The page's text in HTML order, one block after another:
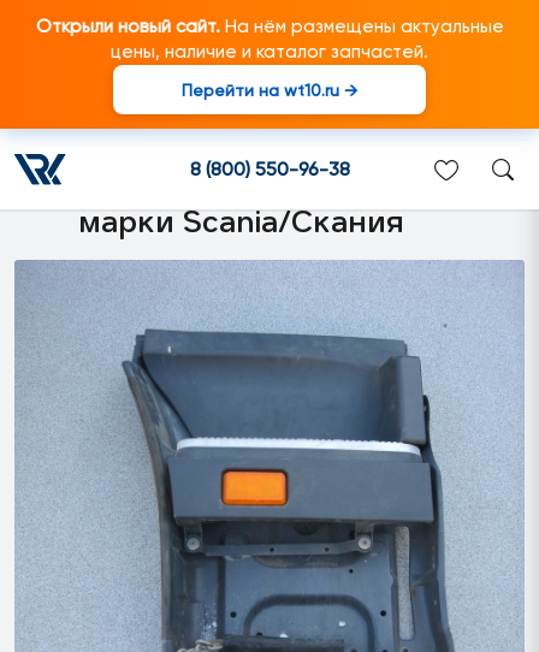
Открыли новый сайт.На нём размещены актуальные
цены, наличие и каталог запчастей.
Перейти на wt10.ru →
8 (800) 550-96-38
1515192 Подножка правая в
сборе Scania 4 серии
подходит для грузовиков
марки Scania/Скания